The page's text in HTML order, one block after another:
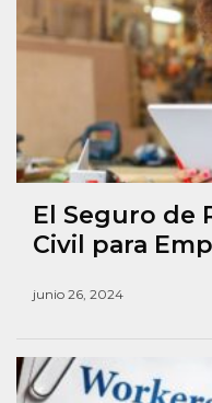
El Seguro de
Civil para
junio 26, 2024